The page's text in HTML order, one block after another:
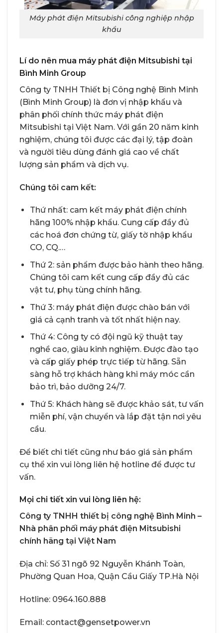
Máy phát điện Mitsubishi công nghiệp nhập
khẩu
Lí do nên mua máy phát điện Mitsubishi tại
Bình Minh Group
Công ty TNHH Thiết bị Công nghệ Bình Minh
(Bình Minh Group) là đơn vị nhập khẩu và
phân phối chính thức máy phát điện
Mitsubishi tại Việt Nam. Với gần 20 năm kinh
nghiệm, chúng tôi được các đại lý, tập đoàn
và người tiêu dùng đánh giá cao về chất
lượng sản phẩm và dịch vụ.
Chúng tôi cam kết:
Thứ nhất: cam kết máy phát điện chính
hãng 100% nhập khẩu. Cung cấp đầy đủ
các hoá đơn chứng từ, giấy tờ nhập khẩu
CO, CQ.…
Thứ 2: sản phẩm được bảo hành theo hãng.
Chúng tôi cam kết cung cấp đầy đủ các
vật tư, phụ tùng chính hãng.
Thứ 3: máy phát điện được chào bán với
giá cả cạnh tranh và tốt nhất hiện nay.
Thứ 4: Công ty có đội ngũ kỹ thuật tay
nghề cao, giàu kinh nghiệm. Được đào tạo
và cấp giấy phép trực tiếp từ hãng. Sẵn
sàng hỗ trợ khách hàng khi máy móc cần
bảo trì, bảo dưỡng 24/7.
Thứ 5: Khách hàng sẽ được khảo sát, tư vấn
miễn phí, vận chuyển và lắp đặt tận nơi yêu
cầu.
Để biết chi tiết cũng như báo giá sản phẩm
cụ thể xin vui lòng liên hệ hotline để được tư
vấn.
Mọi chi tiết xin vui lòng liên hệ:
Công ty TNHH thiết bị công nghệ Bình Minh –
Nhà phân phối máy phát điện Mitsubishi
chính hãng tại Việt Nam
Địa chỉ: Số 31 ngõ 92 Nguyễn Khánh Toàn,
Phường Quan Hoa, Quận Cầu Giấy TP.Hà Nội
Hotline: 0964.160.888
Email: contact@gensetpower.vn